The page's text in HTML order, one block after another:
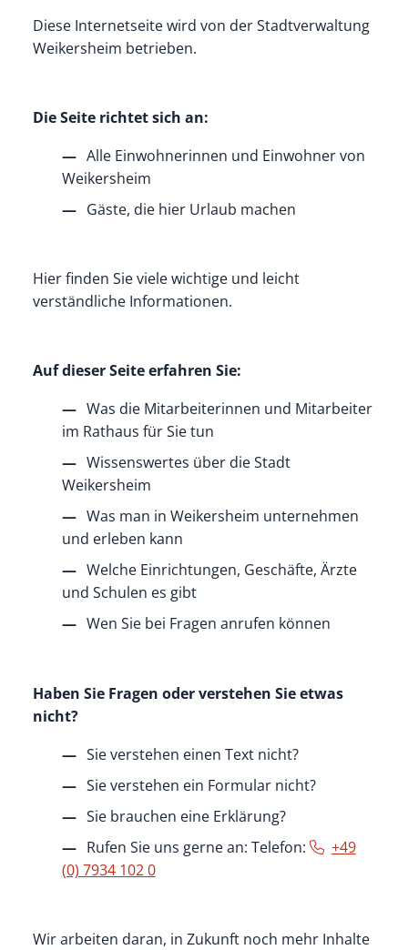
Diese Internetseite wird von der Stadtverwaltung
Weikersheim betrieben.
Die Seite richtet sich an:
Alle Einwohnerinnen und Einwohner von
Weikersheim
Gäste, die hier Urlaub machen
Hier finden Sie viele wichtige und leicht
verständliche Informationen.
Auf dieser Seite erfahren Sie:
Was die Mitarbeiterinnen und Mitarbeiter
im Rathaus für Sie tun
Wissenswertes über die Stadt
Weikersheim
Was man in Weikersheim unternehmen
und erleben kann
Welche Einrichtungen, Geschäfte, Ärzte
und Schulen es gibt
Wen Sie bei Fragen anrufen können
Haben Sie Fragen oder verstehen Sie etwas
nicht?
Sie verstehen einen Text nicht?
Sie verstehen ein Formular nicht?
Sie brauchen eine Erklärung?
Rufen Sie uns gerne an: Telefon:
+49
(0) 7934 102 0
Wir arbeiten daran, in Zukunft noch mehr Inhalte